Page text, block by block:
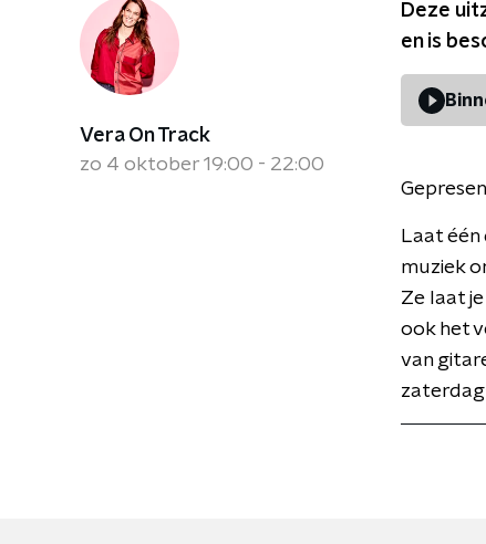
Vera On Track
zo 4 oktober 19:00 - 22:00
Deze
en is
Laat één
muziek
Ze laat
ook het
van